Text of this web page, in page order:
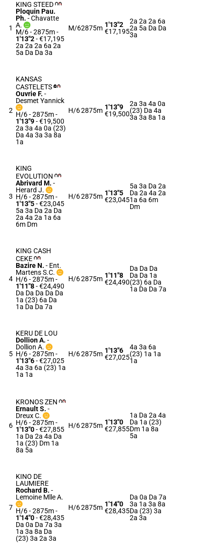
1
KING STEED
Ploquin Pau.
Ph. -Chavatte
A.
M/6 - 2875m-
1'13"2- €17,195
2a 2a 2a 6a 2a
5a Da Da 3a
M/62875m 1'13"2
€17,195
2a 2a 2a 6a
2a 5a Da Da
3a
2
KANSAS
CASTELETS
Ouvrie F. -
Desmet Yannick
H/6 - 2875m-
1'13"9- €19,500
2a 3a 4a 0a (23)
Da 4a 3a 3a 8a
1a
H/62875m 1'13"9
€19,500
2a 3a 4a 0a
(23) Da 4a
3a 3a 8a 1a
3
KING
EVOLUTION
Abrivard M. -
Herard J.
H/6 - 2875m-
1'13"5- €23,045
5a 3a Da 2a Da
2a 4a 2a 1a 6a
6m Dm
H/62875m 1'13"5
€23,045
5a 3a Da 2a
Da 2a 4a 2a
1a 6a 6m
Dm
4
KING CASH
CEKE
Bazire N. - Ent.
Martens S.C.
H/6 - 2875m-
1'11"8- €24,490
Da Da Da Da Da
1a (23) 6a Da
1a Da Da 7a
H/62875m 1'11"8
€24,490
Da Da Da
Da Da 1a
(23) 6a Da
1a Da Da 7a
5
KERU DE LOU
Dollion A. -
Dollion A.
H/6 - 2875m-
1'13"6- €27,025
4a 3a 6a (23) 1a
1a 1a
H/62875m 1'13"6
€27,025
4a 3a 6a
(23) 1a 1a
1a
6
KRONOS ZEN
Ernault S. -
Dreux C.
H/6 - 2875m-
1'13"0- €27,855
1a Da 2a 4a Da
1a (23) Dm 1a
8a 5a
H/62875m 1'13"0
€27,855
1a Da 2a 4a
Da 1a (23)
Dm 1a 8a
5a
7
KINO DE
LAUMIERE
Rochard B. -
Lemoine Mlle A.
H/6 - 2875m-
1'14"0- €28,435
Da 0a Da 7a 3a
1a 3a 8a Da
(23) 3a 2a 3a
H/62875m 1'14"0
€28,435
Da 0a Da 7a
3a 1a 3a 8a
Da (23) 3a
2a 3a